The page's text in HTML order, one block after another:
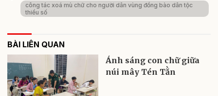
công tác xoá mù chữ cho người dân vùng đồng bào dân tộc
thiểu số
BÀI LIÊN QUAN
Ánh sáng con chữ giữa
núi mây Tén Tằn